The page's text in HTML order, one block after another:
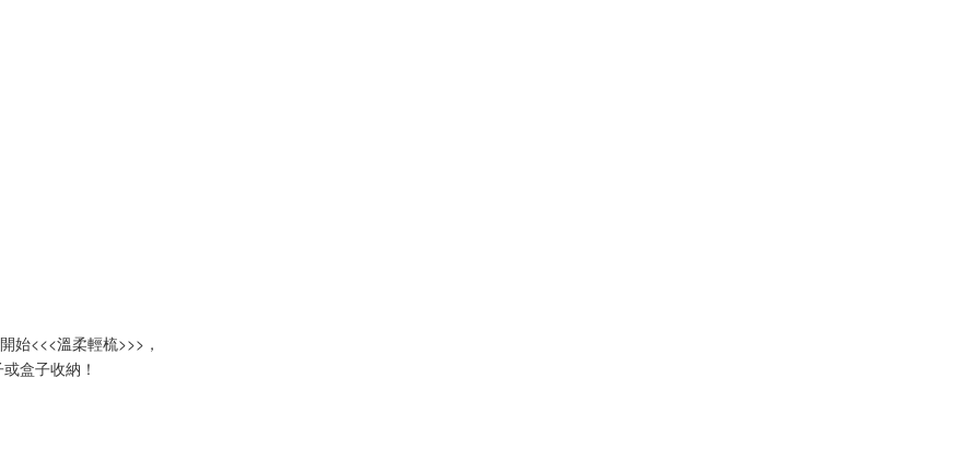
始<<<溫柔輕梳>>>，
盒子收納！